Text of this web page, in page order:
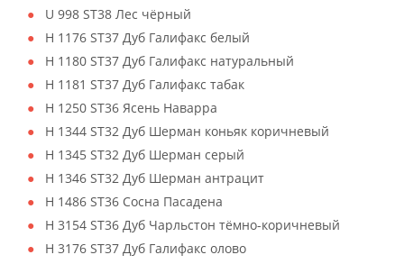
U 998 ST38 Лес чёрный
H 1176 ST37 Дуб Галифакс белый
H 1180 ST37 Дуб Галифакс натуральный
H 1181 ST37 Дуб Галифакс табак
H 1250 ST36 Ясень Наварра
H 1344 ST32 Дуб Шерман коньяк коричневый
H 1345 ST32 Дуб Шерман серый
H 1346 ST32 Дуб Шерман антрацит
H 1486 ST36 Сосна Пасадена
H 3154 ST36 Дуб Чарльстон тёмно-коричневый
H 3176 ST37 Дуб Галифакс олово